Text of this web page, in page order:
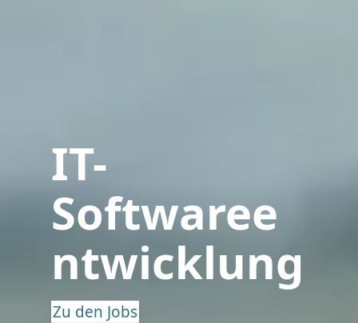
IT-
Softwaree
ntwicklung
Zu den Jobs